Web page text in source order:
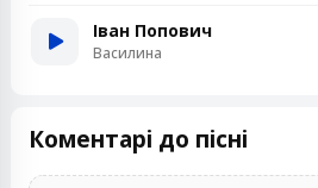
Іван Попович
Василина
Коментарі до пісні